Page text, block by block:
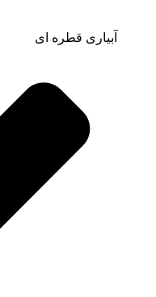
آبیاری قطره ای